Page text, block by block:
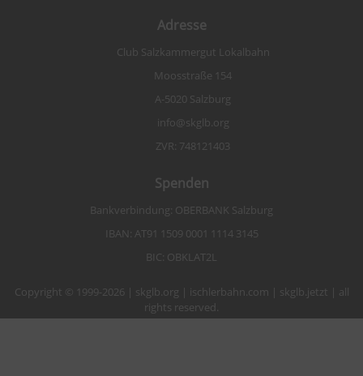
Adresse
Club Salzkammergut Lokalbahn
Moosstraße 154
A-5020 Salzburg
info@skglb.org
ZVR: 748121403
Spenden
Bankverbindung: OBERBANK Salzburg
IBAN: AT91 1509 0001 1114 3145
BIC: OBKLAT2L
Copyright © 1999-2026 | skglb.org | ischlerbahn.com | skglb.jetzt | all
rights reserved.